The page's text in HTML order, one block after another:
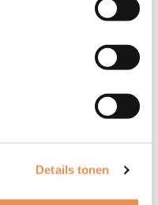
Details tonen
Plus: een innovatief en
het medisch- en